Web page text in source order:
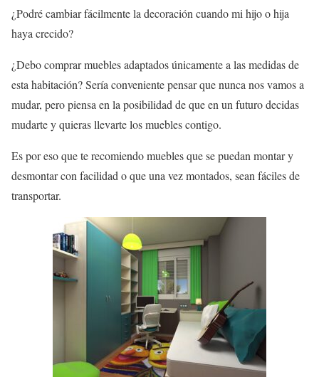
¿Podré cambiar fácilmente la decoración cuando mi hijo o hija
haya crecido?
¿Debo comprar muebles adaptados únicamente a las medidas de
esta habitación? Sería conveniente pensar que nunca nos vamos a
mudar, pero piensa en la posibilidad de que en un futuro decidas
mudarte y quieras llevarte los muebles contigo.
Es por eso que te recomiendo muebles que se puedan montar y
desmontar con facilidad o que una vez montados, sean fáciles de
transportar.